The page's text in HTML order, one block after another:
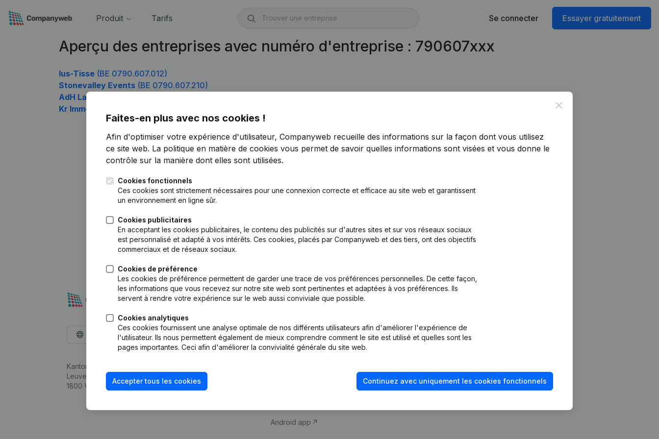
Produit Tarifs Se connecter Essayer gratuitement
Aperçu des entreprises avec numéro d'entreprise : 790607xxx
Ius-Tisse (BE 0790.607.012)
Stonevalley Events (BE 0790.607.210)
AdH Law
Kr Immo Projects
Close
Faites-en plus avec nos cookies !
Afin d'optimiser votre expérience d'utilisateur, Companyweb recueille des informations sur la façon dont vous utilisez
ce site web. La politique en matière de cookies vous permet de savoir quelles informations sont visées et vous donne le
contrôle sur la manière dont elles sont utilisées.
Cookies fonctionnels
Ces cookies sont strictement nécessaires pour une connexion correcte et efficace au site web et garantissent
un environnement en ligne sûr.
Cookies publicitaires
En acceptant les cookies publicitaires, le contenu des publicités sur d'autres sites et sur vos réseaux sociaux
est personnalisé et adapté à vos intérêts. Ces cookies, placés par Companyweb et des tiers, ont des objectifs
commerciaux et de réseaux sociaux.
Cookies de préférence
Les cookies de préférence permettent de garder une trace de vos préférences personnelles. De cette façon,
les informations que vous recevez sur notre site web sont pertinentes et adaptées à vos préférences. Ils
servent à rendre votre expérience sur le web aussi conviviale que possible.
Cookies analytiques
Ces cookies fournissent une analyse optimale de nos différents utilisateurs afin d'améliorer l'expérience de
l'utilisateur. Ils nous permettent également de mieux comprendre comment le site est utilisé et quelles sont les
pages importantes. Ceci afin d'améliorer la convivialité générale du site web.
Accepter tous les cookies Continuez avec uniquement les cookies fonctionnels
Français
Kantorenpark Everest
Leuvensesteenweg 248D,
1800 Vilvoorde
Produit
d’entreprise
Monitoring
Android app
fraude
Consulter des comptes annuels
Vérification de la solvabilité